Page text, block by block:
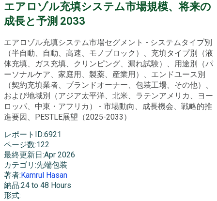
エアロゾル充填システム市場規模、将来の
成長と予測 2033
エアロゾル充填システム市場セグメント - システムタイプ別
（半自動、自動、高速、モノブロック）、充填タイプ別（液
体充填、ガス充填、クリンピング、漏れ試験）、用途別（パ
ーソナルケア、家庭用、製薬、産業用）、エンドユース別
（契約充填業者、ブランドオーナー、包装工場、その他）、
および地域別（アジア太平洋、北米、ラテンアメリカ、ヨー
ロッパ、中東・アフリカ） - 市場動向、成長機会、戦略的推
進要因、PESTLE展望（2025-2033）
レポートID:6921
ページ数:122
最終更新日 :Apr 2026
カテゴリ :先端包装
著者: Kamrul Hasan
納品:24 to 48 Hours
形式: